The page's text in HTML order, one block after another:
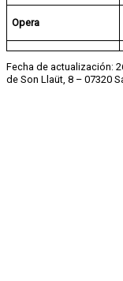
Opera
Fecha de actualización:
de Son Llaüt, 8 – 07320